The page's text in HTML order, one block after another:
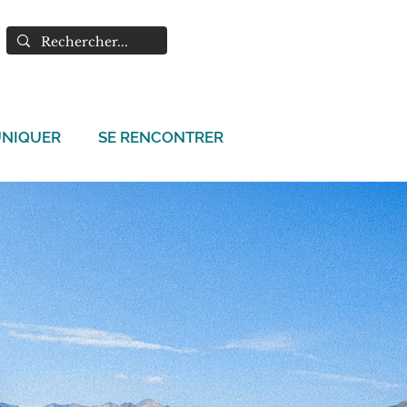
SE RENCONTRER